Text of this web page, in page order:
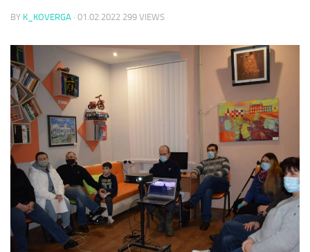
BY K_KOVERGA · 01.02.2022 299 VIEWS